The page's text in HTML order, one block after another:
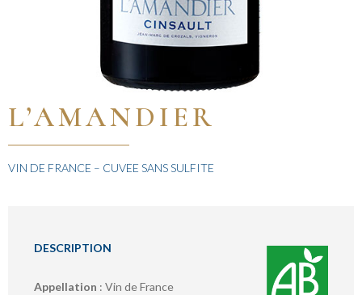
L’AMANDIER
VIN DE FRANCE – CUVEE SANS SULFITE
DESCRIPTION
Appellation : Vin de France